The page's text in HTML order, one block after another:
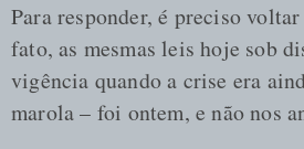
Para responder, é preciso
fato, as mesmas leis hoje sob
vigência quando a crise era
marola – foi ontem, e não nos